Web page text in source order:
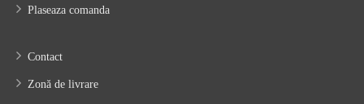
Plaseaza comanda
Contact
Zonă de livrare